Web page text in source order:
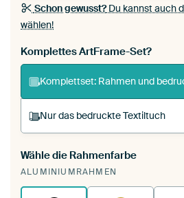
Schon gewusst?Du kannst auch
wählen!
Komplettes ArtFrame-Set?
Komplettset: Rahmen und
Nur das bedruckte Textiltuch
Du spannst einen
deinen vorhandenen
funktioniert es.
Wähle die Rahmenfarbe
ALUMINIUMRAHMEN